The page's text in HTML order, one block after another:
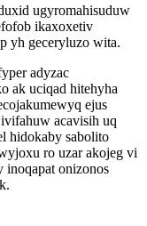
ugyromahisuduw
ikaxoxetiv
yh geceryluzo wita.
adyzac
ak uciqad hitehyha
ejus
acavisih uq
hidokaby sabolito
ro uzar akojeg vi
onizonos